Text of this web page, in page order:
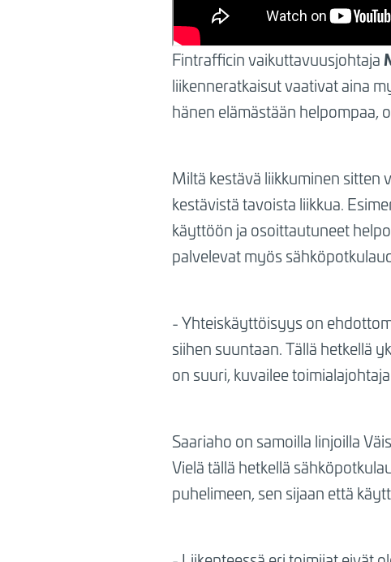
Fintrafficin vaikuttavuusjohtaja
liikenneratkaisut vaativat aina
hänen elämästään helpompaa,
Miltä kestävä liikkuminen sitten
kestävistä tavoista liikkua.
käyttöön ja osoittautuneet
palvelevat myös
- Yhteiskäyttöisyys on
siihen suuntaan. Tällä hetkellä
on suuri, kuvailee toimialajohtaja
Saariaho on samoilla linjoilla
Vielä tällä hetkellä
puhelimeen, sen sijaan että